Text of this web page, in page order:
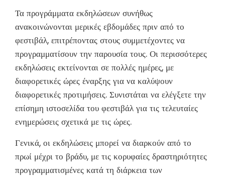
Τα προγράμματα εκδηλώσεων συνήθως
ανακοινώνονται μερικές εβδομάδες πριν από το
φεστιβάλ, επιτρέποντας στους συμμετέχοντες να
προγραμματίσουν την παρουσία τους. Οι περισσότερες
εκδηλώσεις εκτείνονται σε πολλές ημέρες, με
διαφορετικές ώρες έναρξης για να καλύψουν
διαφορετικές προτιμήσεις. Συνιστάται να ελέγξετε την
επίσημη ιστοσελίδα του φεστιβάλ για τις τελευταίες
ενημερώσεις σχετικά με τις ώρες.
Γενικά, οι εκδηλώσεις μπορεί να διαρκούν από το
πρωί μέχρι το βράδυ, με τις κορυφαίες δραστηριότητες
προγραμματισμένες κατά τη διάρκεια των